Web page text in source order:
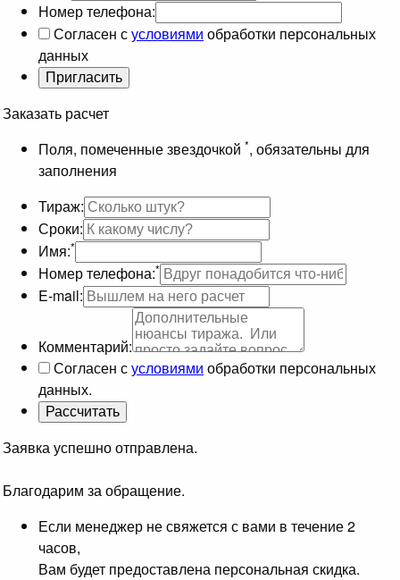
Номер телефона:
Согласен сусловиями обработки персональных
данных
Заказать расчет
Поля, помеченные звездочкой *, обязательны для
заполнения
Тираж:
Сроки:
Имя:*
Номер телефона:*
E-mail:
Комментарий:
Согласен сусловиями обработки персональных
данных.
Заявка успешно отправлена.
Благодарим за обращение.
Если менеджер не свяжется с вами в течение 2
часов,
Вам будет предоставлена персональная скидка.